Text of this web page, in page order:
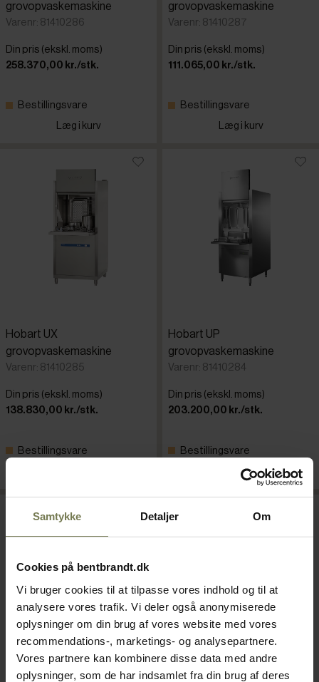
Samtykke Detaljer Om
Cookies på bentbrandt.dk
Vi bruger cookies til at tilpasse vores indhold og til at
analysere vores trafik. Vi deler også anonymiserede
oplysninger om din brug af vores website med vores
recommendations-, marketings- og analysepartnere.
Vores partnere kan kombinere disse data med andre
oplysninger, som de har indsamlet fra din brug af deres
grovopvaskemaskine
Varenr: 81410286
Din pris (ekskl. moms)
258.370,00 kr./stk.
Bestillingsvare
Læg i kurv
grovopvaskemaskine
Varenr: 81410287
Din pris (ekskl. moms)
111.065,00 kr./stk.
Bestillingsvare
Læg i kurv
Hobart UX
grovopvaskemaskine
Varenr: 81410285
Din pris (ekskl. moms)
138.830,00 kr./stk.
Bestillingsvare
Hobart UP
grovopvaskemaskine
Varenr: 81410284
Din pris (ekskl. moms)
203.200,00 kr./stk.
Bestillingsvare
Læg i kurv
Stierlen USF 132.8 PRO BX
Stierlen USF 132.6 PRO BX